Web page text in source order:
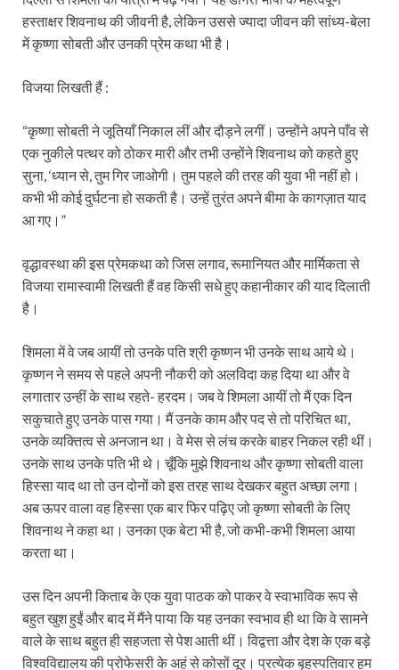
हस्ताक्षर शिवनाथ की जीवनी है, लेकिन उससे ज्यादा जीवन की सांध्य-बेला
में कृष्णा सोबती और उनकी प्रेम कथा भी है।
विजया लिखती हैं :
“कृष्णा सोबती ने जूतियाँ निकाल लीं और दौड़ने लगीं। उन्होंने अपने पाँव से
एक नुकीले पत्थर को ठोकर मारी और तभी उन्होंने शिवनाथ को कहते हुए
सुना, ‘ध्यान से, तुम गिर जाओगी। तुम पहले की तरह की युवा भी नहीं हो।
कभी भी कोई दुर्घटना हो सकती है। उन्हें तुरंत अपने बीमा के कागज़ात याद
आ गए।”
वृद्धावस्था की इस प्रेमकथा को जिस लगाव, रूमानियत और मार्मिकता से
विजया रामास्वामी लिखती हैं वह किसी सधे हुए कहानीकार की याद दिलाती
है।
शिमला में वे जब आयीं तो उनके पति श्री कृष्णन भी उनके साथ आये थे।
कृष्णन ने समय से पहले अपनी नौकरी को अलविदा कह दिया था और वे
लगातार उन्हीं के साथ रहते- हरदम। जब वे शिमला आयीं तो मैं एक दिन
सकुचाते हुए उनके पास गया। मैं उनके काम और पद से तो परिचित था,
उनके व्यक्तित्व से अनजान था। वे मेस से लंच करके बाहर निकल रही थीं।
उनके साथ उनके पति भी थे। चूँकि मुझे शिवनाथ और कृष्णा सोबती वाला
हिस्सा याद था तो उन दोनों को इस तरह साथ देखकर बहुत अच्छा लगा।
अब ऊपर वाला वह हिस्सा एक बार फिर पढ़िए जो कृष्णा सोबती के लिए
शिवनाथ ने कहा था। उनका एक बेटा भी है, जो कभी-कभी शिमला आया
करता था।
उस दिन अपनी किताब के एक युवा पाठक को पाकर वे स्वाभाविक रूप से
बहुत खुश हुईं और बाद में मैंने पाया कि यह उनका स्वभाव ही था कि वे सामने
वाले के साथ बहुत ही सहजता से पेश आती थीं। विद्वत्ता और देश के एक बड़े
विश्वविद्यालय की प्रोफेसरी के अहं से कोसों दूर। प्रत्येक बृहस्पतिवार हम